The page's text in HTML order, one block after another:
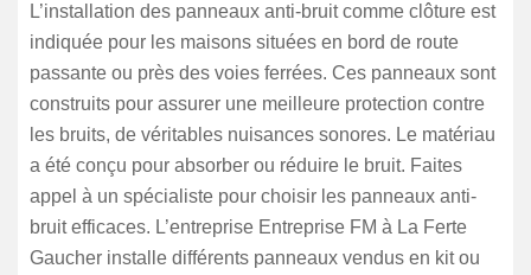
L’installation des panneaux anti-bruit comme clôture est
indiquée pour les maisons situées en bord de route
passante ou près des voies ferrées. Ces panneaux sont
construits pour assurer une meilleure protection contre
les bruits, de véritables nuisances sonores. Le matériau
a été conçu pour absorber ou réduire le bruit. Faites
appel à un spécialiste pour choisir les panneaux anti-
bruit efficaces. L’entreprise Entreprise FM à La Ferte
Gaucher installe différents panneaux vendus en kit ou